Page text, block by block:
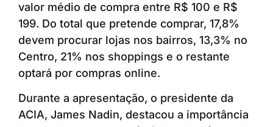
valor médio de compra entre R$ 100 e R$
199. Do total que pretende comprar, 17,8%
devem procurar lojas nos bairros, 13,3% no
Centro, 21% nos shoppings e o restante
optará por compras online.
Durante a apresentação, o presidente da
ACIA, James Nadin, destacou a importância